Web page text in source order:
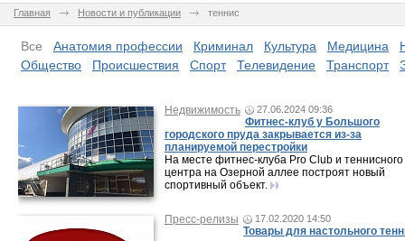
Главная Новости и публикации теннис
Все Анатомия профессии Криминал Культура Медицина
Общество
Происшествия Спорт Телевидение Транспорт
Недвижимость 27.06.2024 09:36
Фитнес-клуб у Большого
городского пруда закрывается из-за
планируемой перестройки
На месте фитнес-клуба Pro Club и теннисного
центра на Озерной аллее построят новый
спортивный объект.
Пресс-релизы 17.02.2020 14:50
Товары для настольного